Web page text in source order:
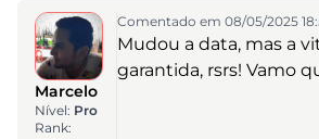
Marcelo
Nível: Pro
Rank:
Comentado em 08/05/2025
Mudou a data, mas a
garantida, rsrs! Vamo